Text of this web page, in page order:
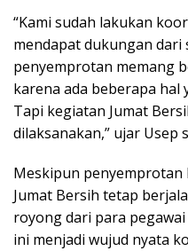
“Kami sudah lakukan
mendapat dukungan dari
penyemprotan memang
karena ada beberapa hal
Tapi kegiatan Jumat
dilaksanakan,” ujar Usep
Meskipun penyemprotan
Jumat Bersih tetap
royong dari para
ini menjadi wujud nyata